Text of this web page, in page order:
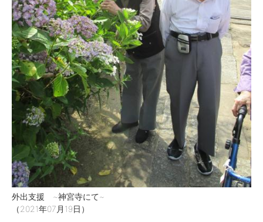
外出支援 ~神宮寺にて~
（2021年07月19日）